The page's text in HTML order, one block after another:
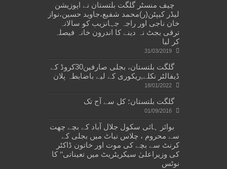
چیف منسٹر گلگت بلتستان نے اپوزیشن
لیڈر کیپٹن(ر)محمد شفیع،جاوید حسین،نواز
خان ناجی اور راجہ جہانزیب کو سالانہ
ترقی بجٹ نہ دینے کا اندرون خانہ فیصلہ
کر لیا
31/03/2019
گلگت بلتستان، بجلی صارفین30کروڈ کے
ڈیفالٹر نکلے,ریکوری کے لیے باضابطہ پلان
18/01/2022
گلگت بلتستان؛ کل سے آج تک
01/09/2016
بوائز ہائی سکول جلال آباد کے بچے چھت
سے محروم ، چلاس نیاٹ میں بجلی کے
کرنٹ سے بچے کی موت اور خاتون ڈاکٹر
کی وزیراعلیٰ سیکریٹریٹ میں تعیناتی‘‘ کا
نوٹس